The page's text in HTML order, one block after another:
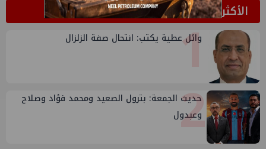
الأكثر قراءة
1
وائل عطية يكتب: انتحال صفة الزلزال
2
حديث الجمعة: بترول الصعيد ومحمد فؤاد وصلاح
وعبدول